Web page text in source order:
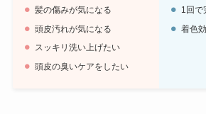
髪の傷みが気になる
頭皮汚れが気になる
スッキリ洗い上げたい
頭皮の臭いケアをしたい
1回で
着色